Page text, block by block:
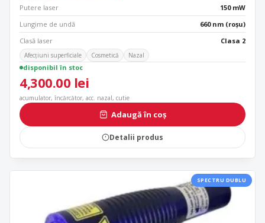
Putere laser
150 mW
Lungime de undă
660 nm (roșu)
Clasă laser
Clasa 2
Afecțiuni superficiale Cosmetică Nazal
disponibil în stoc
4,300.00 lei
acumulator, încărcător, acc. nazal, cutie
Adaugă în coș
Detalii produs
SPECTRU DUBLU